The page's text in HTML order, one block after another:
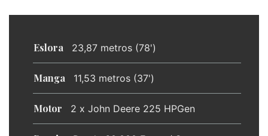
Eslora 23,87 metros (78')
Manga 11,53 metros (37')
Motor 2 x John Deere 225 HPGen